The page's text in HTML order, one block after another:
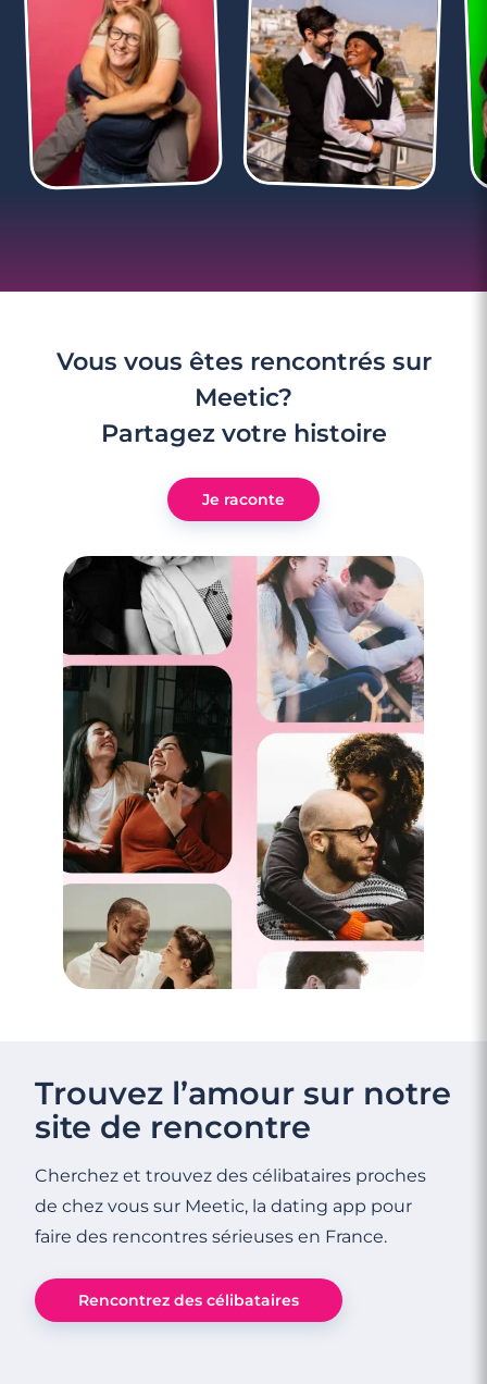
Vous vous êtes rencontrés sur
Meetic?
Partagez votre histoire
Je raconte
Trouvez l’amour sur notre
site de rencontre
Cherchez et trouvez des célibataires proches
de chez vous sur Meetic, la dating app pour
faire des rencontres sérieuses en France.
Rencontrez des célibataires